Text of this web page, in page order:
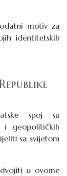
motiv za
identitetskih
spoj su
i geopolitičkih
sa svijetom
u ovome